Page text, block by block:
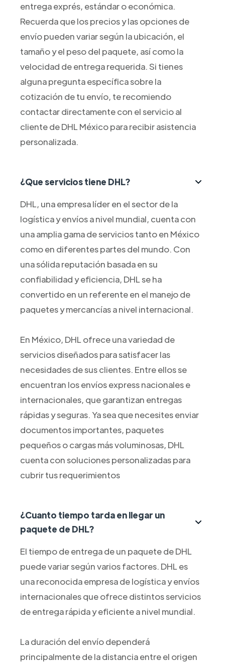
entrega exprés, estándar o económica.
Recuerda que los precios y las opciones de
envío pueden variar según la ubicación, el
tamaño y el peso del paquete, así como la
velocidad de entrega requerida. Si tienes
alguna pregunta específica sobre la
cotización de tu envío, te recomiendo
contactar directamente con el servicio al
cliente de DHL México para recibir asistencia
personalizada.
¿Que servicios tiene DHL?
DHL, una empresa líder en el sector de la
logística y envíos a nivel mundial, cuenta con
una amplia gama de servicios tanto en México
como en diferentes partes del mundo. Con
una sólida reputación basada en su
confiabilidad y eficiencia, DHL se ha
convertido en un referente en el manejo de
paquetes y mercancías a nivel internacional.
En México, DHL ofrece una variedad de
servicios diseñados para satisfacer las
necesidades de sus clientes. Entre ellos se
encuentran los envíos express nacionales e
internacionales, que garantizan entregas
rápidas y seguras. Ya sea que necesites enviar
documentos importantes, paquetes
pequeños o cargas más voluminosas, DHL
cuenta con soluciones personalizadas para
cubrir tus requerimientos
¿Cuanto tiempo tarda en llegar un
paquete de DHL?
El tiempo de entrega de un paquete de DHL
puede variar según varios factores. DHL es
una reconocida empresa de logística y envíos
internacionales que ofrece distintos servicios
de entrega rápida y eficiente a nivel mundial.
La duración del envío dependerá
principalmente de la distancia entre el origen